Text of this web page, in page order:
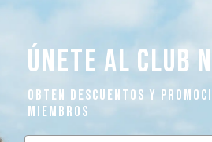
ÚNETE AL CLUB
OBTEN DESCUENTOS Y
MIEMBROS